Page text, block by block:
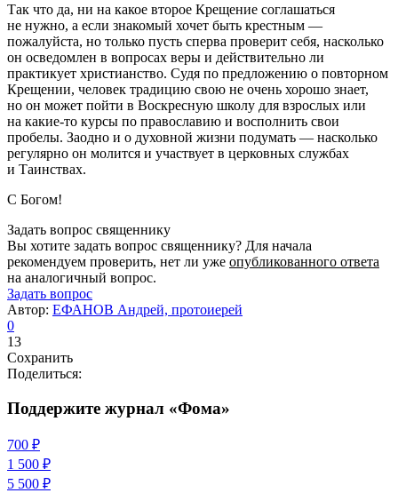
Так что да, ни на какое второе Крещение соглашаться
не нужно, а если знакомый хочет быть крестным —
пожалуйста, но только пусть сперва проверит себя, насколько
он осведомлен в вопросах веры и действительно ли
практикует христианство. Судя по предложению о повторном
Крещении, человек традицию свою не очень хорошо знает,
но он может пойти в Воскресную школу для взрослых или
на какие-то курсы по православию и восполнить свои
пробелы. Заодно и о духовной жизни подумать — насколько
регулярно он молится и участвует в церковных службах
и Таинствах.
С Богом!
Задать вопрос священнику
Вы хотите задать вопрос священнику? Для начала
рекомендуем проверить, нет ли уже опубликованного ответа
на аналогичный вопрос.
Задать вопрос
Автор: ЕФАНОВ Андрей, протоиерей
0
13
Сохранить
Поделиться:
Поддержите журнал «Фома»
700 ₽
1 500 ₽
5 500 ₽